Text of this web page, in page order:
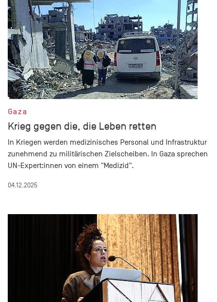
Gaza
Krieg gegen die, die Leben retten
In Kriegen werden medizinisches Personal und Infrastruktur
zunehmend zu militärischen Zielscheiben. In Gaza sprechen
UN-Expert:innen von einem "Medizid".
04.12.2025